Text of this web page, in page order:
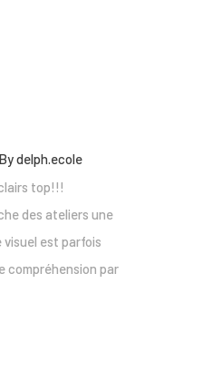
Bydelph.ecole
top!!!
des ateliers une
visuel est parfois
compréhension par